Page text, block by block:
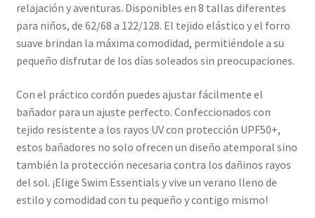
relajación y aventuras. Disponibles en 8 tallas diferentes
para niños, de 62/68 a 122/128. El tejido elástico y el forro
suave brindan la máxima comodidad, permitiéndole a su
pequeño disfrutar de los días soleados sin preocupaciones.
Con el práctico cordón puedes ajustar fácilmente el
bañador para un ajuste perfecto. Confeccionados con
tejido resistente a los rayos UV con protección UPF50+,
estos bañadores no solo ofrecen un diseño atemporal sino
también la protección necesaria contra los dañinos rayos
del sol. ¡Elige Swim Essentials y vive un verano lleno de
estilo y comodidad con tu pequeño y contigo mismo!